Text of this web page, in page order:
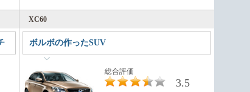
XC60
ボルボの作ったSUV
総合評価
3.5